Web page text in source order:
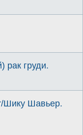
рак груди.
Шику Шавьер.